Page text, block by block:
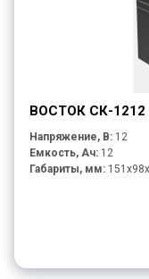
ВОСТОК СК-1212
Напряжение, В: 12
Емкость, Ач: 12
Габариты, мм: